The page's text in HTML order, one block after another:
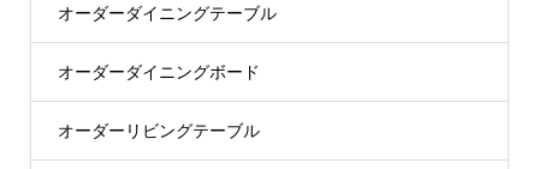
オーダーダイニングテーブル
オーダーダイニングボード
オーダーリビングテーブル